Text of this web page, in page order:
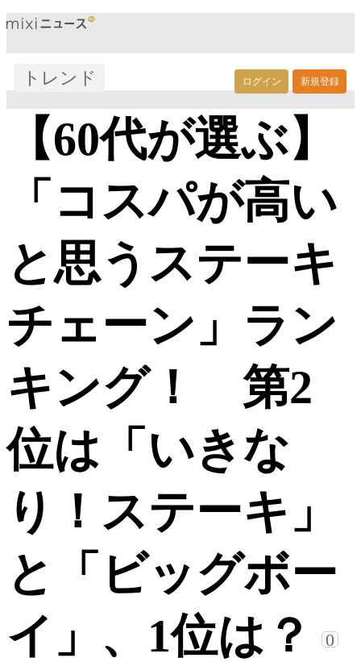
ログイン 新規登録
トレンド
【60代が選ぶ】
「コスパが高い
と思うステーキ
チェーン」ラン
キング！ 第2
位は「いきな
り！ステーキ」
と「ビッグボー
イ」、1位は？
0